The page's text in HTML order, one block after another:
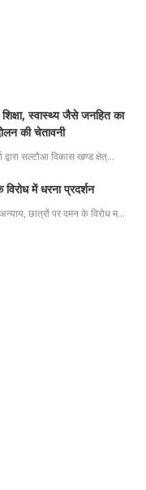
स्वास्थ्य जैसे जनहित का
की चेतावनी
द्वारा सल्टौआ विकास खण्ड क्षेत्…
में धरना प्रदर्शन
छात्रों पर दमन के विरोध म…